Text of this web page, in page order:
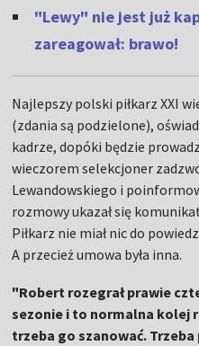
"Lewy" nie jest już
zareagował: brawo!
Najlepszy polski piłkarz XXI
(zdania są podzielone),
kadrze, dopóki będzie
wieczorem selekcjoner
Lewandowskiego i
rozmowy ukazał się
Piłkarz nie miał nic do
A przecież umowa była inna.
"Robert rozegrał prawie
sezonie i to normalna kolej
trzeba go szanować.